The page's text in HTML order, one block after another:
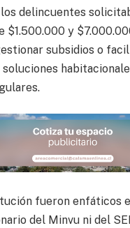
delincuentes
$1.500.000 y
subsidios o
soluciones
fueron enfáticos
del Minvu ni del